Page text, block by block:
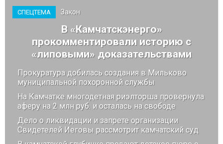
СПЕЦТЕМА Закон
В «Камчатскэнерго»
прокомментировали историю с
«липовыми» доказательствами
Прокуратура добилась создания в Мильково
муниципальной похоронной службы
На Камчатке многодетная риэлторша провернула
аферу на 2 млн руб. и осталась на свободе
Дело о ликвидации и запрете организации
Свидетелей Иеговы рассмотрит камчатский суд